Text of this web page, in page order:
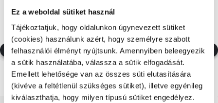
Ez a weboldal sütiket használ
Tájékoztatjuk, hogy oldalunkon úgynevezett sütiket
(cookies) használunk azért, hogy személyre szabott
felhasználói élményt nyújtsunk. Amennyiben beleegyezik
a sütik használatába, válassza a sütik elfogadását.
Emellett lehetősége van az összes süti elutasítására
(kivéve a feltétlenül szükséges sütiket), illetve egyénileg
kiválaszthatja, hogy milyen típusú sütiket engedélyez.
Utolsó darabok